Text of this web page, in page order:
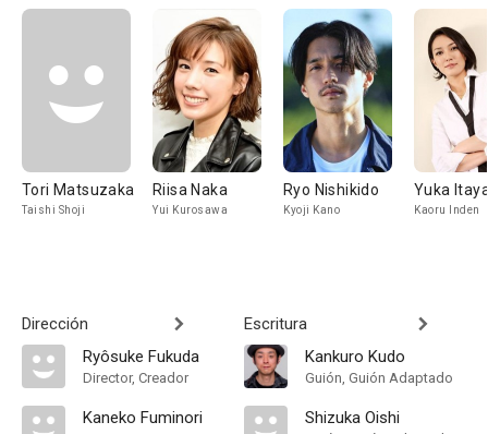
Tori Matsuzaka
Taishi Shoji
Riisa Naka
Yui Kurosawa
Ryo Nishikido
Kyoji Kano
Yuka
Kaoru Inden
Dirección
Ryôsuke Fukuda
Director, Creador
Kaneko Fuminori
Escritura
Kankuro Kudo
Guión, Guión Adaptado
Shizuka Oishi